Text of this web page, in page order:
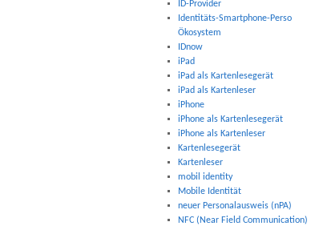
ID-Provider
Identitäts-Smartphone-Perso
Ökosystem
IDnow
iPad
iPad als Kartenlesegerät
iPad als Kartenleser
iPhone
iPhone als Kartenlesegerät
iPhone als Kartenleser
Kartenlesegerät
Kartenleser
mobil identity
Mobile Identität
neuer Personalausweis (nPA)
NFC (Near Field Communication)